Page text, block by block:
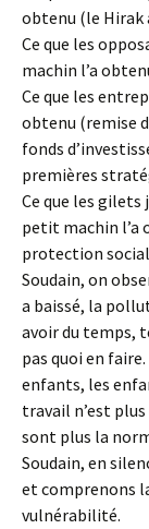
obtenu (le Hirak
Ce que les
machin l’a
Ce que les
obtenu (remise
fonds
premières
Ce que les gilets
petit machin l’a
protection
Soudain, on
a baissé, la
avoir du temps,
pas quoi en
enfants, les
travail n’est
sont plus la
Soudain, en
et comprenons
vulnérabilité.